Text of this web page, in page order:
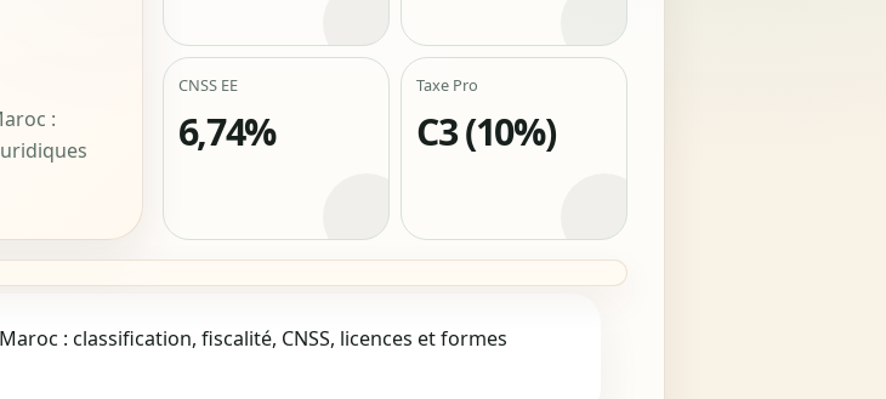
:
CNSS EE
6,74%
Taxe Pro
C3 (10%)
: classification, fiscalité, CNSS, licences et formes